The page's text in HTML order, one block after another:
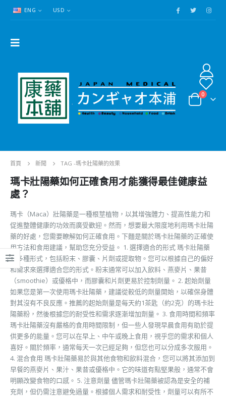
ENG USD
0
首頁 新聞 TAG -瑪卡壯陽藥的效果
瑪卡壯陽藥如何正確食用才能獲得最佳健康益
處？
瑪卡（Maca）壯陽藥是一種根莖植物，以其增強體力、提高性能力和
促進整體健康的功效而廣受歡迎。然而，想要最大限度地利用瑪卡壯陽
藥的好處，您需要瞭解如何正確食用。下麵是關於瑪卡壯陽藥的正確使
用方法和食用建議，幫助您充分受益。 1. 選擇適合的形式 瑪卡壯陽藥
有多種形式，包括粉末、膠囊、片劑或提取物。您可以根據自己的偏好
和需求來選擇適合您的形式。粉末通常可以加入飲料、燕麥片、果昔
（smoothie）或優格中，而膠囊和片劑更易於控制劑量。 2. 起始劑量
如果您是第一次使用瑪卡壯陽藥，建議從較低的劑量開始，以確保身體
對其沒有不良反應。推薦的起始劑量是每天約1茶匙（約2克）的瑪卡壯
陽藥粉，然後根據您的耐受性和需求逐漸增加劑量。 3. 食用時間和頻率
瑪卡壯陽藥沒有嚴格的食用時間限制，但一些人發現早晨食用有助於提
供更多的能量。您可以在早上、中午或晚上食用，視乎您的需求和個人
喜好。關於頻率，通常每天一次已經足夠，但您也可以分成多次服用。
4. 混合食用 瑪卡壯陽藥易於與其他食物和飲料混合，您可以將其添加到
早餐的燕麥片、果汁、果昔或優格中。它的味道有點堅果般，通常不會
明顯改變食物的口感。 5. 注意劑量 儘管瑪卡壯陽藥被認為是安全的補
充劑，但仍需注意避免過量。根據個人需求和耐受性，劑量可以有所不